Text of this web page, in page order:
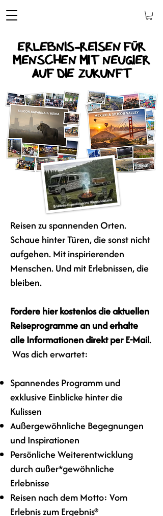
Erlebnis-Reisen für
Menschen mit Neugier
auf die Zukunft
Reisen zu spannenden Orten.
Schaue hinter Türen, die sonst nicht
aufgehen. Mit inspirierenden
Menschen. Und mit Erlebnissen, die
bleiben.
Fordere hier kostenlos die aktuellen
Reiseprogramme an und erhalte
alle Informationen direkt per E-Mail.
Was dich erwartet:
Spannendes Programm und
exklusive Einblicke hinter die
Kulissen
Außergewöhnliche Begegnungen
und Inspirationen
Persönliche Weiterentwicklung
durch außer*gewöhnliche
Erlebnisse
Reisen nach dem Motto: Vom
Erlebnis zum Ergebnis®